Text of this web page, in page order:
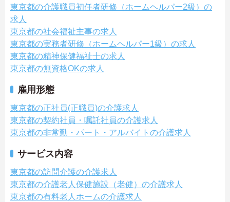
東京都の介護職員初任者研修（ホームヘルパー2級）の
求人
東京都の社会福祉主事の求人
東京都の実務者研修（ホームヘルパー1級）の求人
東京都の精神保健福祉士の求人
東京都の無資格OKの求人
雇用形態
東京都の正社員(正職員)の介護求人
東京都の契約社員・嘱託社員の介護求人
東京都の非常勤・パート・アルバイトの介護求人
サービス内容
東京都の訪問介護の介護求人
東京都の介護老人保健施設（老健）の介護求人
東京都の有料老人ホームの介護求人